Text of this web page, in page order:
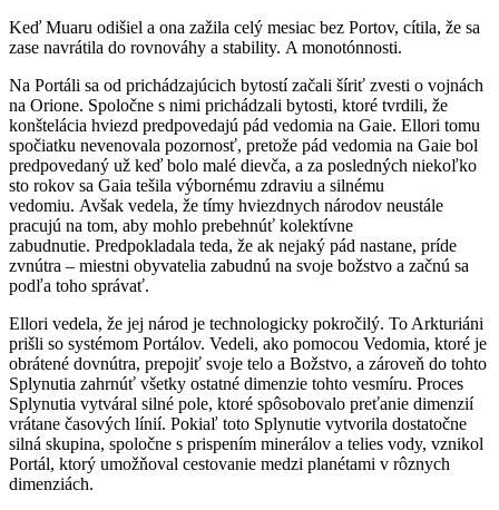
Keď Muaru odišiel a ona zažila celý mesiac bez Portov, cítila, že sa
zase navrátila do rovnováhy a stability. A monotónnosti.
Na Portáli sa od prichádzajúcich bytostí začali šíriť zvesti o vojnách
na Orione. Spoločne s nimi prichádzali bytosti, ktoré tvrdili, že
konštelácia hviezd predpovedajú pád vedomia na Gaie. Ellori tomu
spočiatku nevenovala pozornosť, pretože pád vedomia na Gaie bol
predpovedaný už keď bolo malé dievča, a za posledných niekoľko
sto rokov sa Gaia tešila výbornému zdraviu a silnému
vedomiu. Avšak vedela, že tímy hviezdnych národov neustále
pracujú na tom, aby mohlo prebehnúť kolektívne
zabudnutie. Predpokladala teda, že ak nejaký pád nastane, príde
zvnútra – miestni obyvatelia zabudnú na svoje božstvo a začnú sa
podľa toho správať.
Ellori vedela, že jej národ je technologicky pokročilý. To Arkturiáni
prišli so systémom Portálov. Vedeli, ako pomocou Vedomia, ktoré je
obrátené dovnútra, prepojiť svoje telo a Božstvo, a zároveň do tohto
Splynutia zahrnúť všetky ostatné dimenzie tohto vesmíru. Proces
Splynutia vytváral silné pole, ktoré spôsobovalo preťanie dimenzií
vrátane časových línií. Pokiaľ toto Splynutie vytvorila dostatočne
silná skupina, spoločne s prispením minerálov a telies vody, vznikol
Portál, ktorý umožňoval cestovanie medzi planétami v rôznych
dimenziách.